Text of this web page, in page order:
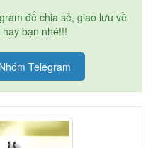
để chia sẻ, giao lưu về
bạn nhé!!!
Nhóm Telegram